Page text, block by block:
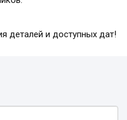
деталей и доступных дат!